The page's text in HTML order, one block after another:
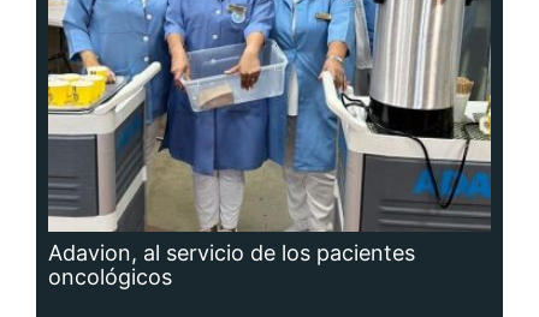
Adavion, al servicio de los pacientes
oncológicos